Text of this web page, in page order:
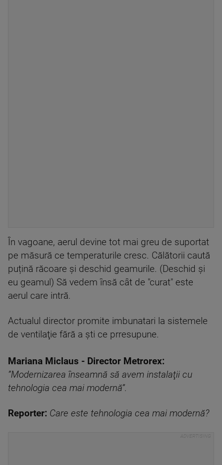
În vagoane, aerul devine tot mai greu de suportat
pe măsură ce temperaturile cresc. Călătorii caută
puțină răcoare și deschid geamurile. (Deschid și
eu geamul) Să vedem însă cât de "curat" este
aerul care intră.
Actualul director promite imbunatari la sistemele
de ventilaţie fără a şti ce prresupune.
Mariana Miclaus - Director Metrorex:
”Modernizarea înseamnă să avem instalaţii cu
tehnologia cea mai modernă”.
Reporter: Care este tehnologia cea mai modernă?